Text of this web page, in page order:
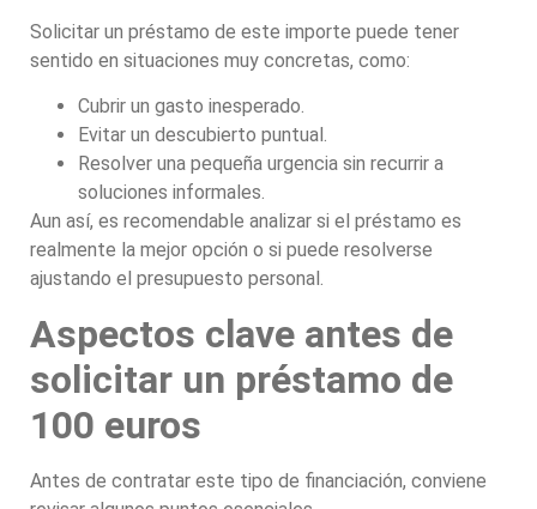
Solicitar un préstamo de este importe puede tener
sentido en situaciones muy concretas, como:
Cubrir un gasto inesperado.
Evitar un descubierto puntual.
Resolver una pequeña urgencia sin recurrir a
soluciones informales.
Aun así, es recomendable analizar si el préstamo es
realmente la mejor opción o si puede resolverse
ajustando el presupuesto personal.
Aspectos clave antes de
solicitar un préstamo de
100 euros
Antes de contratar este tipo de financiación, conviene